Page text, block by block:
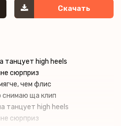
Скачать
танцует high heels
сюрприз
чем флис
снимаю ща клип
танцует high heels
сюрприз